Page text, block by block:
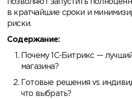
позволяют запустить
в кратчайшие сроки и
риски.
Содержание:
Почему 1С-Битрикс —
магазина?
Готовые решения vs
что выбрать?